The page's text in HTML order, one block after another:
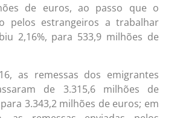
de euros, ao passo que o
pelos estrangeiros a trabalhar
2,16%, para 533,9 milhões de
as remessas dos emigrantes
de 3.315,6 milhões de
3.343,2 milhões de euros; em